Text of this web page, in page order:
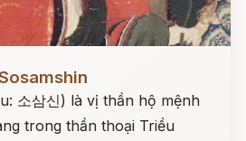
소삼신) là vị thần hộ mệnh
trong thần thoại Triều